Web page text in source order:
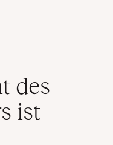
des
ist